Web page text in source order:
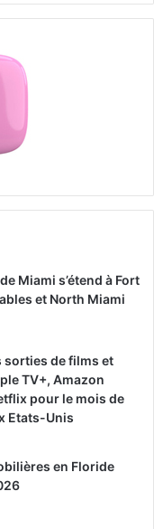
Miami s’étend à Fort
et North Miami
sorties de films et
TV+, Amazon
pour le mois de
Etats-Unis
en Floride